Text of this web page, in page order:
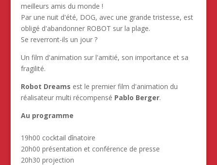
meilleurs amis du monde !
Par une nuit d'été, DOG, avec une grande tristesse, est
obligé d'abandonner ROBOT sur la plage.
Se reverront-ils un jour ?
Un film d'animation sur l'amitié, son importance et sa
fragilité.
Robot Dreams est le premier film d'animation du
réalisateur multi récompensé Pablo Berger.
Au programme
19h00 cocktail dînatoire
20h00 présentation et conférence de presse
20h30 projection